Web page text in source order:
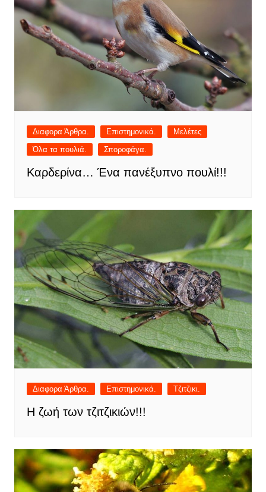
Διαφορα Άρθρα. Επιστημονικά.
Μελέτες
Όλα τα πουλιά.
Σποροφάγα.
Καρδερίνα… Ένα πανέξυπνο πουλί!!!
Διαφορα Άρθρα. Επιστημονικά. Τζιτζικι.
Η ζωή των τζιτζικιών!!!